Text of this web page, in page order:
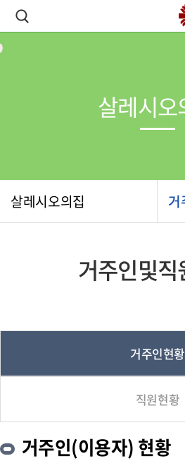
살레시오의집 거
살레시오
거주인및
거주인현황
직원현황
거주인(이용자) 현황